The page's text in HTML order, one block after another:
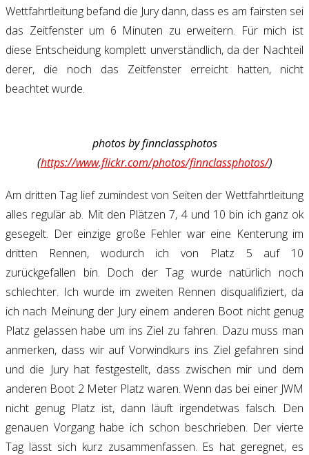
Wettfahrtleitung befand die Jury dann, dass es am fairsten sei
das Zeitfenster um 6 Minuten zu erweitern. Für mich ist
diese Entscheidung komplett unverständlich, da der Nachteil
derer, die noch das Zeitfenster erreicht hatten, nicht
beachtet wurde.
photos by finnclassphotos
(https://www.flickr.com/photos/finnclassphotos/)
Am dritten Tag lief zumindest von Seiten der Wettfahrtleitung
alles regulär ab. Mit den Plätzen 7, 4 und 10 bin ich ganz ok
gesegelt. Der einzige große Fehler war eine Kenterung im
dritten Rennen, wodurch ich von Platz 5 auf 10
zurückgefallen bin. Doch der Tag wurde natürlich noch
schlechter. Ich wurde im zweiten Rennen disqualifiziert, da
ich nach Meinung der Jury einem anderen Boot nicht genug
Platz gelassen habe um ins Ziel zu fahren. Dazu muss man
anmerken, dass wir auf Vorwindkurs ins Ziel gefahren sind
und die Jury hat festgestellt, dass zwischen mir und dem
anderen Boot 2 Meter Platz waren. Wenn das bei einer JWM
nicht genug Platz ist, dann läuft irgendetwas falsch. Den
genauen Vorgang habe ich schon beschrieben. Der vierte
Tag lässt sich kurz zusammenfassen. Es hat geregnet, es